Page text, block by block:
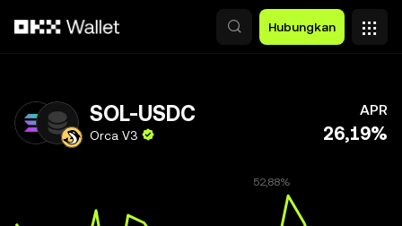
Hubungkan
SOL-USDC
Orca V3
APR
26,19%